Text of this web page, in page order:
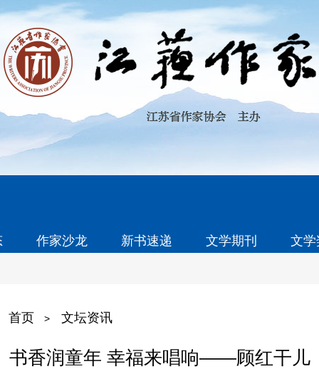
作家沙龙 新书速递 文学期刊 文
首页 > 文坛资讯
书香润童年 幸福来唱响——顾红干儿